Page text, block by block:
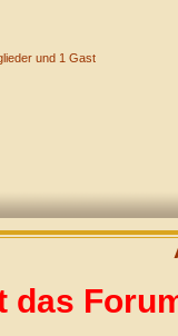
und 1 Gast
das